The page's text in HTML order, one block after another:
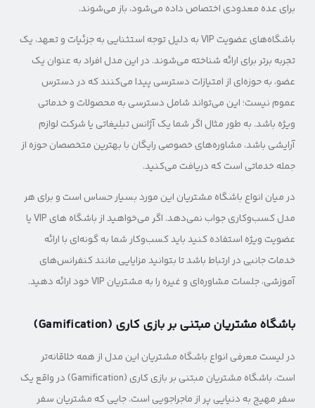
برای عده معدودی اختصاص داده می‌شود، باز می‌شوند.
باشگاه‌های عضویت VIP به دلیل توجه استثنایی به جزئیات و تعهد، یک
تجربه برتر برای ارائه شناخته می‌شوند. در این مدل افراد به عنوان یک
عضو، به حوزه‌ای از امتیازات دسترسی پیدا می‌کنند که در دسترس
عموم نیست؛ این می‌تواند شامل دسترسی به محصولات و خدماتی
ویژه باشد. به طور مثال اگر شما یک آژانس تبلیغاتی یا شرکت لوازم
آرایشی باشد، مشاوره‌های خصوصی رایگان با بهترین متخصصان حوزه از
جمله خدماتی است که دریافت می‌کنید.
در میان انواع باشگاه مشتریان این مورد بسیار حساس است و برای هر
مدل کسب‌وکاری جواب نمی‌دهد. اگر می‌خواهید از باشگاه های VIP یا
عضویت ویژه استفاده کنید باید کسب‌وکار شما به گونه‌ای با ارائه
خدمات جانبی در ارتباط باشد تا بتوانید مزایایی مانند کنفرانس‌های
آموزشی، جلسات مشاوره‌ای و غیره را به مشتریان VIP خود ارائه دهید.
باشگاه مشتریان مبتنی بر بازی کاری (Gamification)
در لیست معرفی انواع باشگاه مشتریان این مدل از همه خلاقانه‌تر
است. باشگاه مشتریان مبتنی بر بازی کاری (Gamification) در واقع یک
سفر مهیج به دنیایی پر از ماجراجویی است. جایی که مشتریان سفر